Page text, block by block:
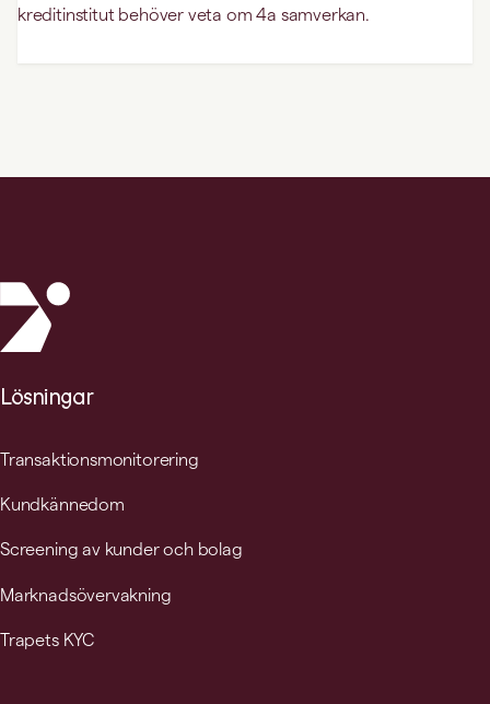
kreditinstitut behöver veta om 4a samverkan.
Lösningar
Transaktionsmonitorering
Kundkännedom
Screening av kunder och bolag
Marknadsövervakning
Trapets KYC